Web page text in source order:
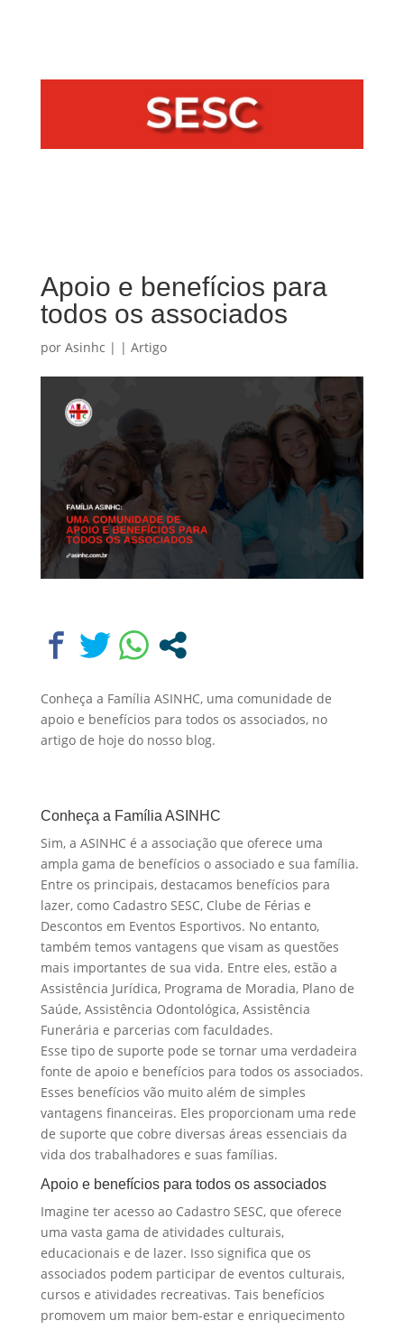
Apoio e benefícios para
todos os associados
por Asinhc | | Artigo
Conheça a Família ASINHC, uma comunidade de
apoio e benefícios para todos os associados, no
artigo de hoje do nosso blog.
Conheça a Família ASINHC
Sim, a ASINHC é a associação que oferece uma
ampla gama de benefícios o associado e sua família.
Entre os principais, destacamos benefícios para
lazer, como Cadastro SESC, Clube de Férias e
Descontos em Eventos Esportivos. No entanto,
também temos vantagens que visam as questões
mais importantes de sua vida. Entre eles, estão a
Assistência Jurídica, Programa de Moradia, Plano de
Saúde, Assistência Odontológica, Assistência
Funerária e parcerias com faculdades.
Esse tipo de suporte pode se tornar uma verdadeira
fonte de apoio e benefícios para todos os associados.
Esses benefícios vão muito além de simples
vantagens financeiras. Eles proporcionam uma rede
de suporte que cobre diversas áreas essenciais da
vida dos trabalhadores e suas famílias.
Apoio e benefícios para todos os associados
Imagine ter acesso ao Cadastro SESC, que oferece
uma vasta gama de atividades culturais,
educacionais e de lazer. Isso significa que os
associados podem participar de eventos culturais,
cursos e atividades recreativas. Tais benefícios
promovem um maior bem-estar e enriquecimento